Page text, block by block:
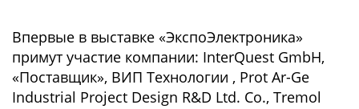
Впервые в выставке «ЭкспоЭлектроника»
примут участие компании: InterQuest GmbH,
«Поставщик», ВИП Технологии , Prot Ar-Ge
Industrial Project Design R&D Ltd. Co., Tremol